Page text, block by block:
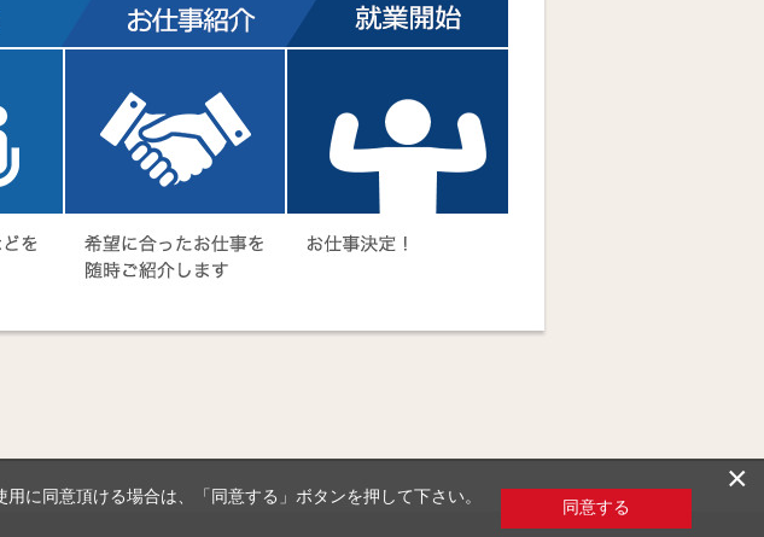
×
に同意頂ける場合は、「同意する」ボタンを押して下さい。
同意する